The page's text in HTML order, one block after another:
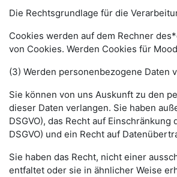
Die Rechtsgrundlage für die
Cookies werden auf dem Rechner
von Cookies. Werden Cookies für
(3) Werden personenbezogene Daten
Sie können von uns Auskunft zu den
dieser Daten verlangen. Sie haben
DSGVO), das Recht auf
DSGVO) und ein Recht auf
Sie haben das Recht, nicht einer
entfaltet oder sie in ähnlicher Weise